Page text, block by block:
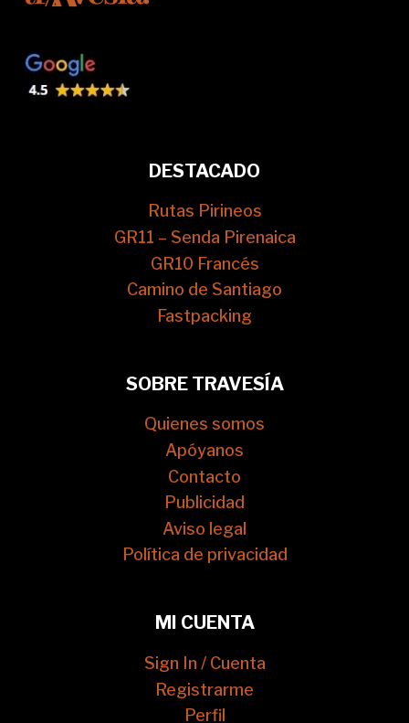
DESTACADO
Rutas Pirineos
GR11 – Senda Pirenaica
GR10 Francés
Camino de Santiago
Fastpacking
SOBRE TRAVESÍA
Quienes somos
Apóyanos
Contacto
Publicidad
Aviso legal
Política de privacidad
MI CUENTA
Sign In / Cuenta
Registrarme
Perfil